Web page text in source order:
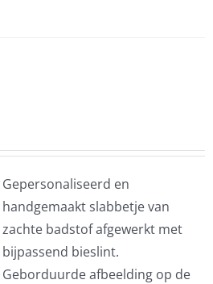
Gepersonaliseerd en
handgemaakt slabbetje van
zachte badstof afgewerkt met
bijpassend bieslint.
Geborduurde afbeelding op de